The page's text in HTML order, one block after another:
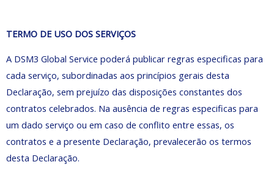
TERMO DE USO DOS SERVIÇOS
A DSM3 Global Service poderá publicar regras especificas para
cada serviço, subordinadas aos princípios gerais desta
Declaração, sem prejuízo das disposições constantes dos
contratos celebrados. Na ausência de regras especificas para
um dado serviço ou em caso de conflito entre essas, os
contratos e a presente Declaração, prevalecerão os termos
desta Declaração.